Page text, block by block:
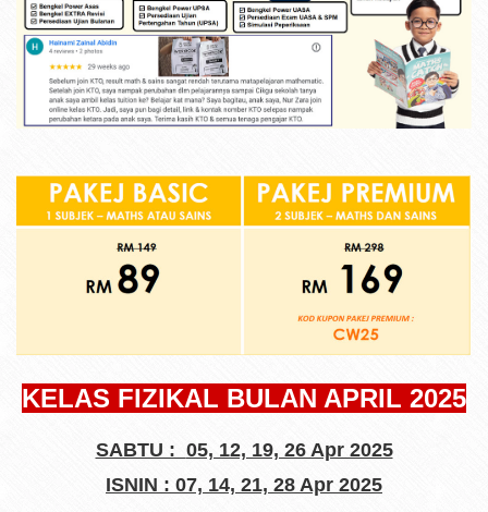
KELAS FIZIKAL BULAN APRIL 2025
SABTU : 05, 12, 19, 26 Apr 2025
ISNIN : 07, 14, 21, 28 Apr 2025